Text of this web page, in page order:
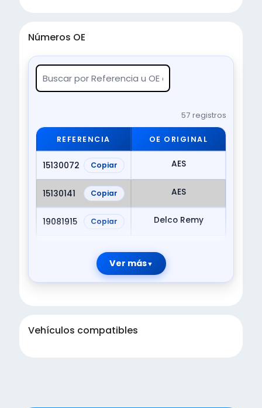
Números OE
57 registros
REFERENCIA OE ORIGINAL
15130072 Copiar AES
15130141 Copiar AES
19081915 Copiar Delco Remy
Ver más
Vehículos compatibles